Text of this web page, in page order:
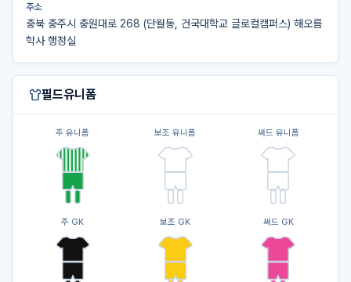
주소
충북 충주시 충원대로 268 (단월동, 건국대학교 글로컬캠퍼스) 해오름
학사 행정실
필드유니폼
주 유니폼 보조 유니폼 써드 유니폼
주 GK 보조 GK 써드 GK